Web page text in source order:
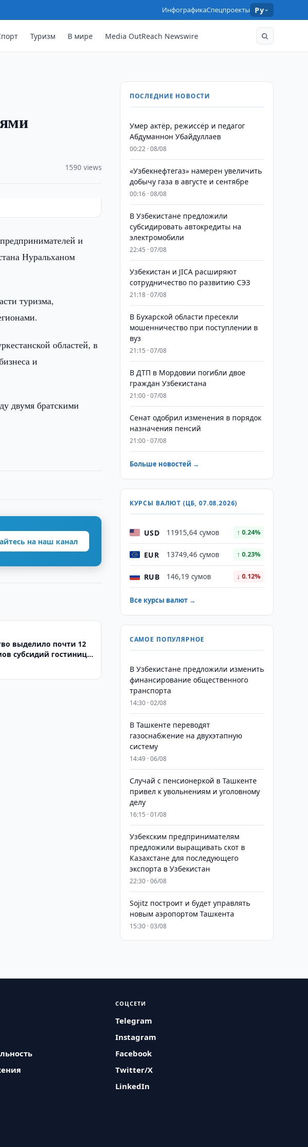
ИнфографикаСпецпроекты Ру
Туризм В мире Media OutReach Newswire
1590 views
и
Нуральханом
туризма,
областей, в
и
двумя братскими
на наш канал
выделило почти 12
субсидий гостинице
by Hilton в Ташкенте
ПОСЛЕДНИЕ НОВОСТИ
Умер актёр, режиссёр и педагог
Абдуманнон Убайдуллаев
00:22 · 08/08
«Узбекнефтегаз» намерен увеличить
добычу газа в августе и сентябре
00:16 · 08/08
В Узбекистане предложили
субсидировать автокредиты на
электромобили
22:45 · 07/08
Узбекистан и JICA расширяют
сотрудничество по развитию СЭЗ
21:18 · 07/08
В Бухарской области пресекли
мошенничество при поступлении в
вуз
21:15 · 07/08
В ДТП в Мордовии погибли двое
граждан Узбекистана
21:00 · 07/08
Сенат одобрил изменения в порядок
назначения пенсий
21:00 · 07/08
Больше новостей →
КУРСЫ ВАЛЮТ (ЦБ, 07.08.2026)
USD 11915,64 сумов ↑ 0.24%
EUR 13749,46 сумов ↑ 0.23%
RUB 146,19 сумов ↓ 0.12%
Все курсы валют →
САМОЕ ПОПУЛЯРНОЕ
В Узбекистане предложили изменить
финансирование общественного
транспорта
14:30 · 02/08
В Ташкенте переводят
газоснабжение на двухэтапную
систему
14:49 · 06/08
Случай с пенсионеркой в Ташкенте
привел к увольнениям и уголовному
делу
16:15 · 01/08
Узбекским предпринимателям
предложили выращивать скот в
Казахстане для последующего
экспорта в Узбекистан
22:30 · 06/08
Sojitz построит и будет управлять
новым аэропортом Ташкента
15:30 · 03/08
СОЦСЕТИ
Telegram
Instagram
Facebook
Twitter/X
LinkedIn